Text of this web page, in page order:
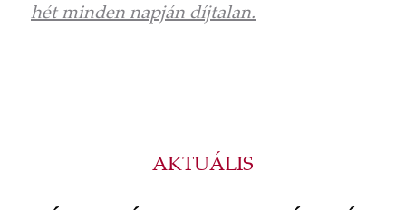
hét minden napján díjtalan.
AKTUÁLIS